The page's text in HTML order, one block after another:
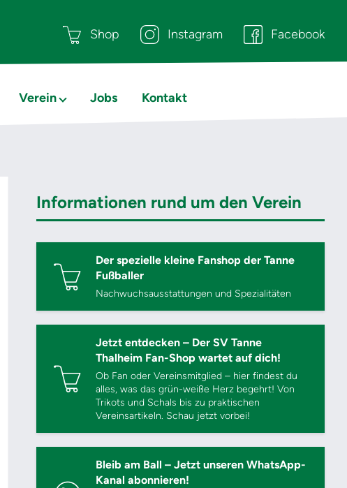
Shop Instagram Facebook
Verein Jobs Kontakt
Informationen rund um den Verein
Der spezielle kleine Fanshop der Tanne
Fußballer
Nachwuchsausstattungen und Spezialitäten
Jetzt entdecken – Der SV Tanne
Thalheim Fan-Shop wartet auf dich!
Ob Fan oder Vereinsmitglied – hier findest du
alles, was das grün-weiße Herz begehrt! Von
Trikots und Schals bis zu praktischen
Vereinsartikeln. Schau jetzt vorbei!
Bleib am Ball – Jetzt unseren WhatsApp-
Kanal abonnieren!